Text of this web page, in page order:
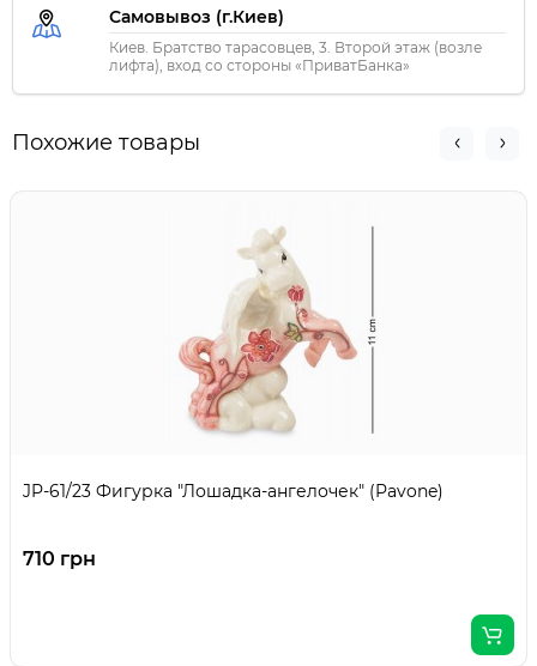
Самовывоз (г.Киев)
Киев. Братство тарасовцев, 3. Второй этаж (возле
лифта), вход со стороны «ПриватБанка»
Похожие товары
JP-61/23 Фигурка "Лошадка-ангелочек" (Pavone)
710 грн